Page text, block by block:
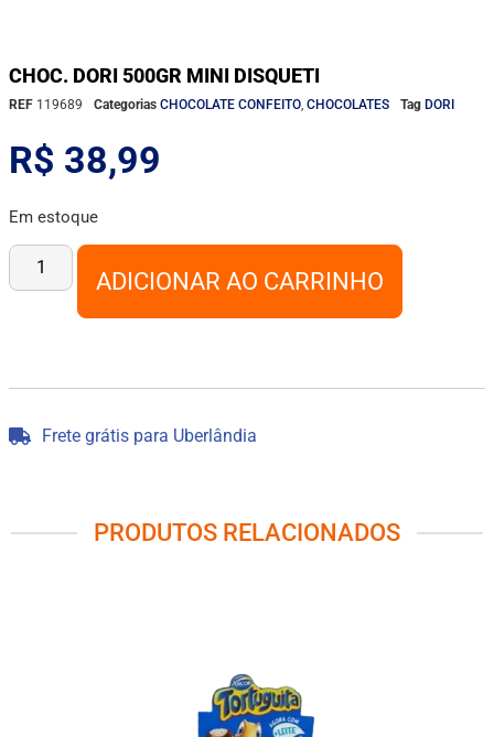
CHOC. DORI 500GR MINI DISQUETI
REF 119689 Categorias CHOCOLATE CONFEITO CHOCOLATES Tag DORI
R$ 38,99
Em estoque
ADICIONAR AO CARRINHO
Frete grátis para Uberlândia
PRODUTOS RELACIONADOS